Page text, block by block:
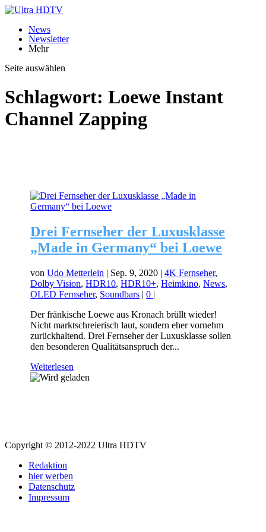
News
Newsletter
Mehr
Seite auswählen
Schlagwort: Loewe Instant
Channel Zapping
Drei Fernseher der Luxusklasse
„Made in Germany“ bei Loewe
vonUdo Metterlein | Sep. 9, 2020 |4K Fernseher,
Dolby Vision,HDR10,HDR10+,Heimkino,News,
OLED Fernseher, Soundbars |0 |
Der fränkische Loewe aus Kronach brüllt wieder!
Nicht marktschreierisch laut, sondern eher vornehm
zurückhaltend. Drei Fernseher der Luxusklasse sollen
den besonderen Qualitätsanspruch der...
Weiterlesen
Copyright © 2012-2022 Ultra HDTV
Redaktion
hier werben
Datenschutz
Impressum